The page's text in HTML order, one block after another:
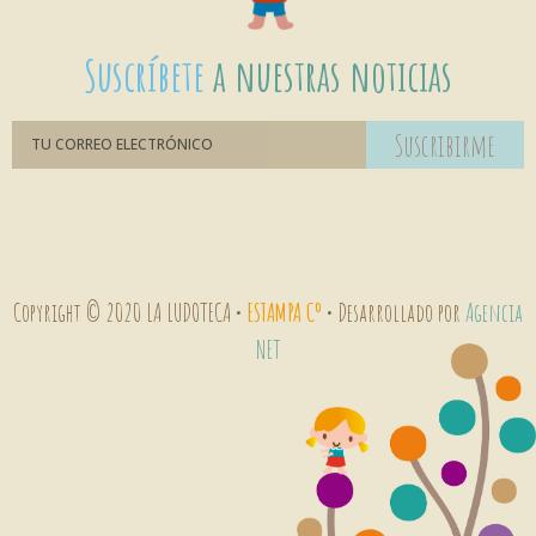
Suscríbetea nuestras noticias
Suscribirme
Copyright © 2020 LA LUDOTECA • ESTAMPA Cº • Desarrollado porAgencia
NET